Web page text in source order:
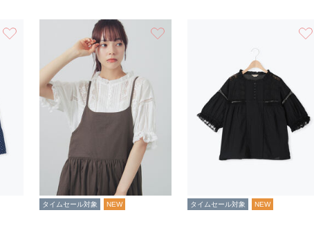
タイムセール対象 NEW タイムセール対象 NEW